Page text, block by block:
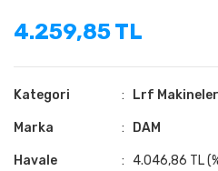
4.259,85 TL
Kategori Lrf
Marka DAM
Havale 4.046,86 TL